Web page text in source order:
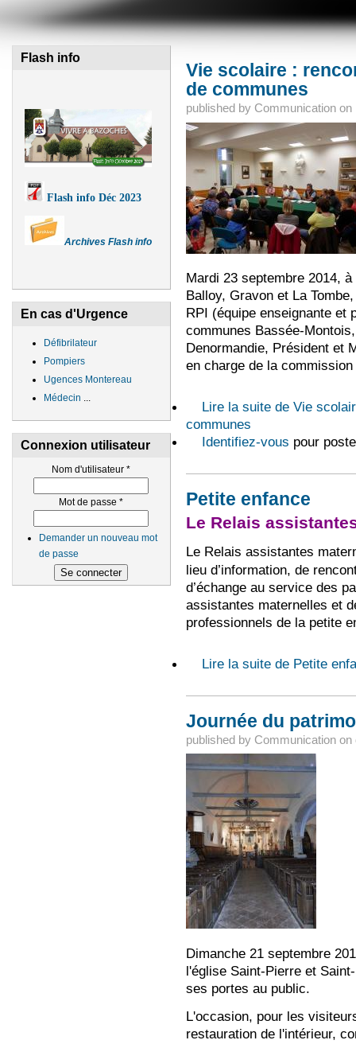
Flash info
Flash info Déc 2023
Archives Flash info
En cas d'Urgence
Défibrilateur
Pompiers
Ugences Montereau
Médecin ...
Connexion utilisateur
Nom d'utilisateur*
Mot de passe*
Demander un nouveau mot
de passe
Vie scolaire :
de communes
published by Communicationon
Mardi 23 septembre 2014,
Balloy, Gravon et La
RPI (équipe enseignante et
communes Bassée-
Denormandie, Président et
en charge de la
Lire la suitede Vie
communes
Identifiez-vous pour
Petite enfance
Le Relais
Le Relais assistantes
lieu d’information, de
d’échange au service des
assistantes maternelles et
professionnels de la petite
Lire la suitede Petite
Journée du
published by Communicationon
Dimanche 21 septembre
l'église Saint-Pierre et
ses portes au public.
L'occasion, pour les
restauration de l'intérieur,